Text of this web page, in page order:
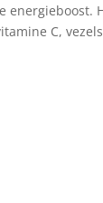
energieboost.
C,